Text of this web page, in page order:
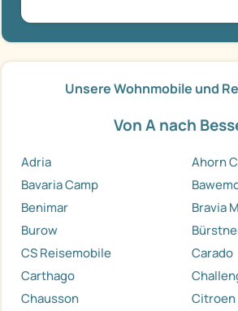
Unsere Wohnmobile und
Von A nach
Adria
Ahorn
Bavaria Camp
Benimar
Bravia
Burow
CS Reisemobile
Carado
Carthago
Chausson
Citroen